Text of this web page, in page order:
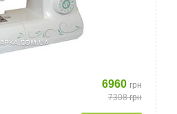
6960 грн
7308грн